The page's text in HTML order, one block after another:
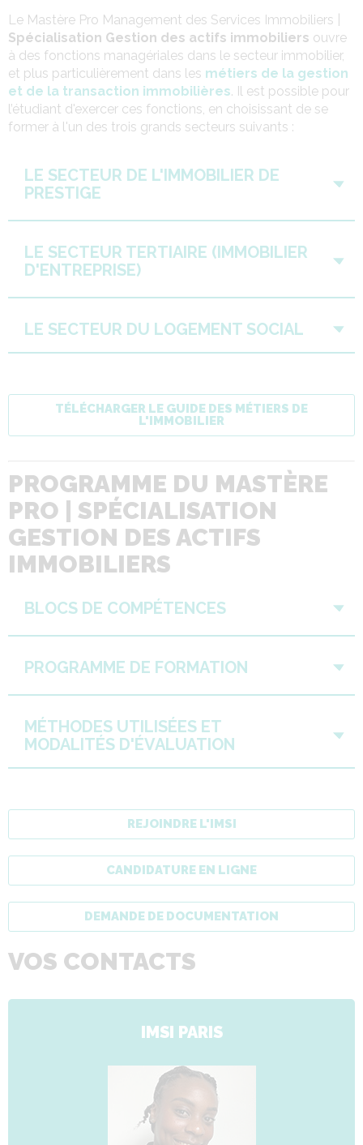
Le Mastère Pro Management des Services Immobiliers |
Spécialisation Gestion des actifs immobiliers ouvre
à des fonctions managériales dans le secteur immobilier,
et plus particulièrement dans les métiers de la gestion
et de la transaction immobilières. Il est possible pour
l’étudiant d'exercer ces fonctions, en choisissant de se
former à l'un des trois grands secteurs suivants :
LE SECTEUR DE L'IMMOBILIER DE
PRESTIGE
LE SECTEUR TERTIAIRE (IMMOBILIER
D'ENTREPRISE)
LE SECTEUR DU LOGEMENT SOCIAL
TÉLÉCHARGER LE GUIDE DES MÉTIERS DE
L'IMMOBILIER
PROGRAMME DU MASTÈRE
PRO | SPÉCIALISATION
GESTION DES ACTIFS
IMMOBILIERS
BLOCS DE COMPÉTENCES
PROGRAMME DE FORMATION
MÉTHODES UTILISÉES ET
MODALITÉS D'ÉVALUATION
REJOINDRE L'IMSI
CANDIDATURE EN LIGNE
DEMANDE DE DOCUMENTATION
VOS CONTACTS
IMSI PARIS